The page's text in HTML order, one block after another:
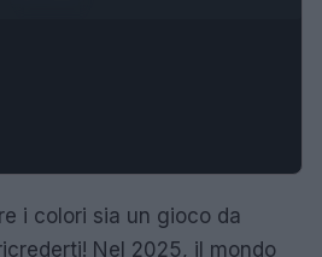
i colori sia un gioco da
Nel 2025, il mondo